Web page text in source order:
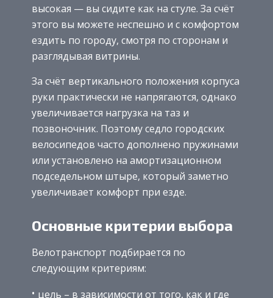
высокая — вы сидите как на стуле. За счёт
этого вы можете неспешно и с комфортом
ездить по городу, смотря по сторонам и
разглядывая витрины.
За счёт вертикального положения корпуса
руки практически не напрягаются, однако
увеличивается нагрузка на таз и
позвоночник. Поэтому седло городских
велосипедов часто дополнено пружинами
или установлено на амортизационном
подседельном штыре, который заметно
увеличивает комфорт при езде.
Основные критерии выбора
Велотранспорт подбирается по
следующим критериям:
цель – в зависимости от того, как и где